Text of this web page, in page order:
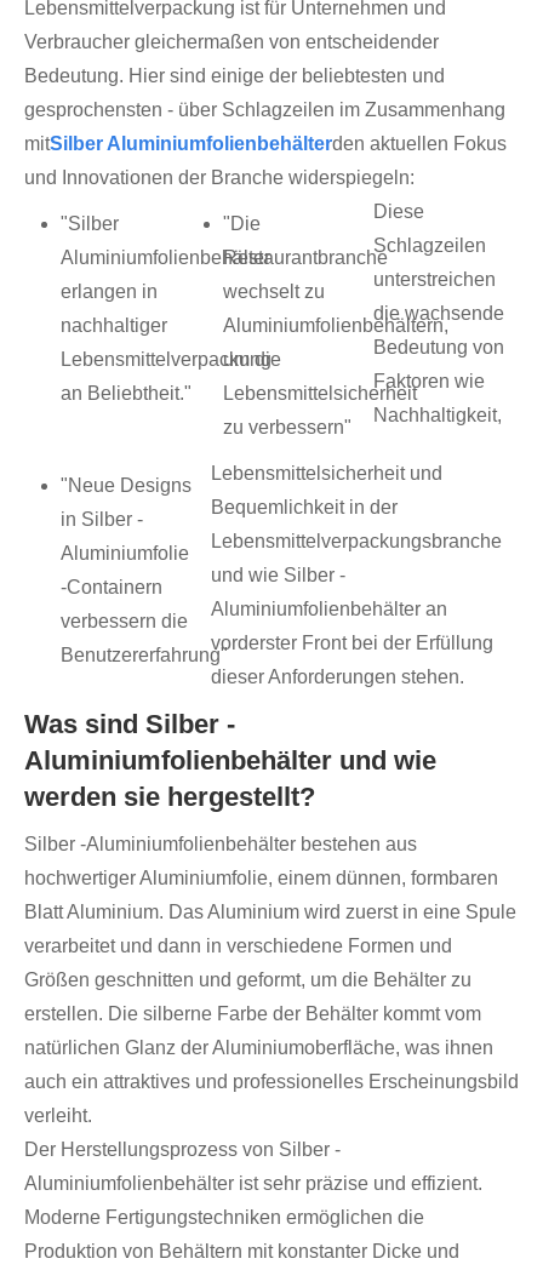
Lebensmittelverpackung ist für Unternehmen und
Verbraucher gleichermaßen von entscheidender
Bedeutung. Hier sind einige der beliebtesten und
gesprochensten - über Schlagzeilen im Zusammenhang
mitSilber Aluminiumfolienbehälterden aktuellen Fokus
und Innovationen der Branche widerspiegeln:
"Silber
Aluminiumfolienbehälter
erlangen in
nachhaltiger
Lebensmittelverpackung
an Beliebtheit."
"Die
Restaurantbranche
wechselt zu
Aluminiumfolienbehältern,
um die
Lebensmittelsicherheit
zu verbessern"
"Neue Designs
in Silber -
Aluminiumfolie
-Containern
verbessern die
Benutzererfahrung"
Diese
Schlagzeilen
unterstreichen
die wachsende
Bedeutung von
Faktoren wie
Nachhaltigkeit,
Lebensmittelsicherheit und
Bequemlichkeit in der
Lebensmittelverpackungsbranche
und wie Silber -
Aluminiumfolienbehälter an
vorderster Front bei der Erfüllung
dieser Anforderungen stehen.
Was sind Silber -
Aluminiumfolienbehälter und wie
werden sie hergestellt?
Silber -Aluminiumfolienbehälter bestehen aus
hochwertiger Aluminiumfolie, einem dünnen, formbaren
Blatt Aluminium. Das Aluminium wird zuerst in eine Spule
verarbeitet und dann in verschiedene Formen und
Größen geschnitten und geformt, um die Behälter zu
erstellen. Die silberne Farbe der Behälter kommt vom
natürlichen Glanz der Aluminiumoberfläche, was ihnen
auch ein attraktives und professionelles Erscheinungsbild
verleiht.
Der Herstellungsprozess von Silber -
Aluminiumfolienbehälter ist sehr präzise und effizient.
Moderne Fertigungstechniken ermöglichen die
Produktion von Behältern mit konstanter Dicke und